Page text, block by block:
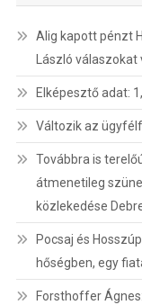
Alig kapott pénzt
László válaszokat
Elképesztő adat:
Változik az
Továbbra is
átmenetileg
közlekedése
Pocsaj és
hőségben, egy
Forsthoffer